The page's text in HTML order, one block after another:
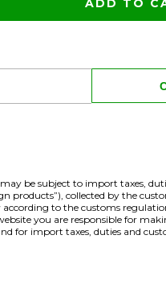
be subject to import taxes,
products”), collected by the
to the customs
you are responsible for
for import taxes, duties and